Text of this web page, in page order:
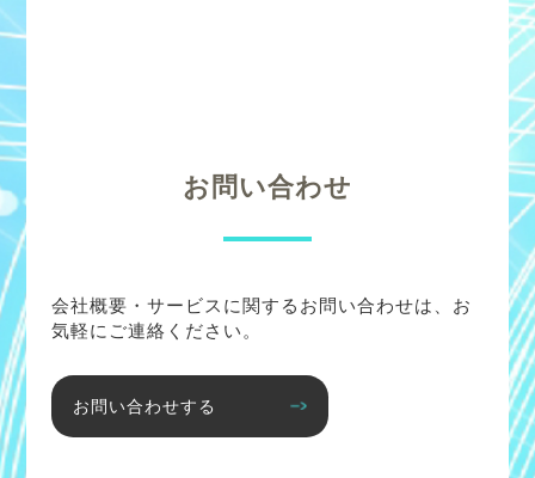
お問い合わせ
会社概要・サービスに関するお問い合わせは、お
気軽にご連絡ください。
お問い合わせする